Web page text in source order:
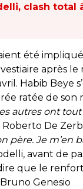
clash total
été
après le
Habib Beye
ratée de son
autres ont tout
De
père. Je m’en
avant de
que le
Genesio